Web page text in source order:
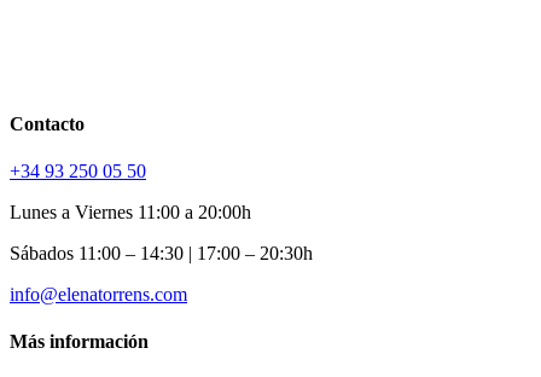
Contacto
+34 93 250 05 50
Lunes a Viernes 11:00 a 20:00h
Sábados 11:00 – 14:30 | 17:00 – 20:30h
info@elenatorrens.com
Más información